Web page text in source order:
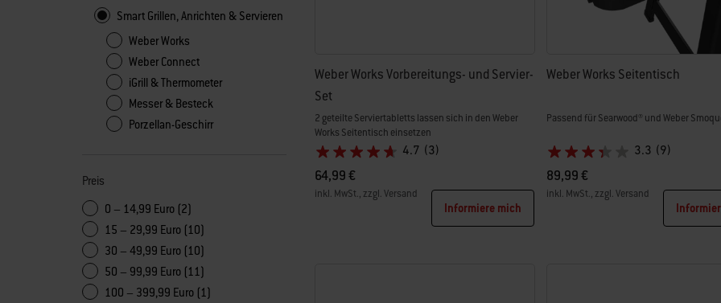
Smart Grillen, Anrichten & Servieren
Weber Works
Weber Connect
iGrill & Thermometer
Messer & Besteck
Porzellan-Geschirr
Preis
0 – 14,99 Euro (2)
15 – 29,99 Euro (10)
30 – 49,99 Euro (10)
50 – 99,99 Euro (11)
100 – 399,99 Euro (1)
Weber Works Vorbereitungs- und Servier-
Set
2 geteilte Serviertabletts lassen sich in den Weber
Works Seitentisch einsetzen
4.7 (3)
64,99 €
inkl. MwSt., zzgl. Versand
Informiere mich
Weber Works Seitentisch
Passend für Searwood® und Weber
3.3 (9)
89,99 €
inkl. MwSt., zzgl. Versand